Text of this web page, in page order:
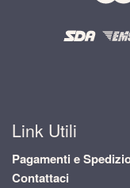
Link Utili
Pagamenti e
Contattaci